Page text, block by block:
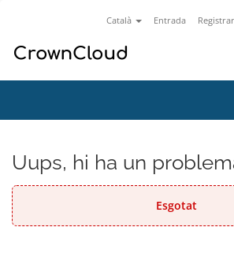
Català Entrada
Uups, hi ha un
Esgotat